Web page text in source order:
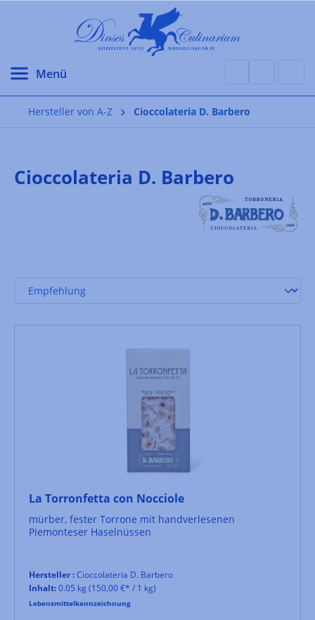
Hersteller von A-Z Cioccolateria D. Barbero
Cioccolateria D. Barbero
La Torronfetta con Nocciole
mürber, fester Torrone mit handverlesenen
Piemonteser Haselnüssen
Hersteller :Cioccolateria D. Barbero
Inhalt:0.05 kg (150,00 €* / 1 kg)
Lebensmittelkennzeichnung